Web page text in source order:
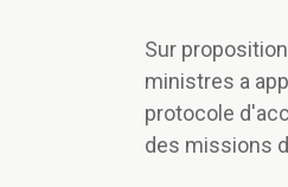
Sur
ministres a
protocole
des missions